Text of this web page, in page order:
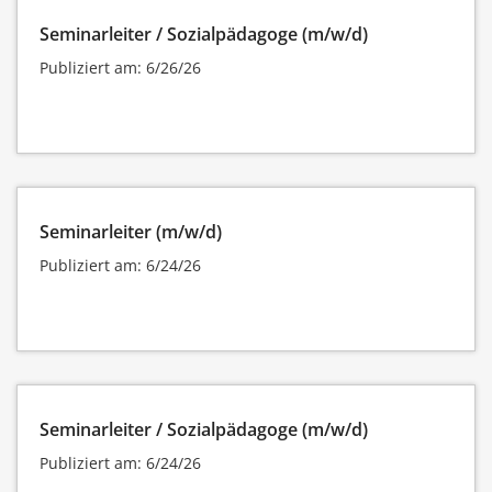
Seminarleiter / Sozialpädagoge (m/w/d)
Publiziert am: 6/26/26
Seminarleiter (m/w/d)
Publiziert am: 6/24/26
Seminarleiter / Sozialpädagoge (m/w/d)
Publiziert am: 6/24/26